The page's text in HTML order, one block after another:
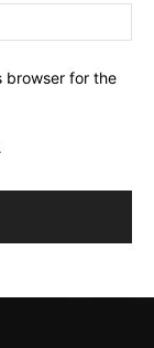
browser for the